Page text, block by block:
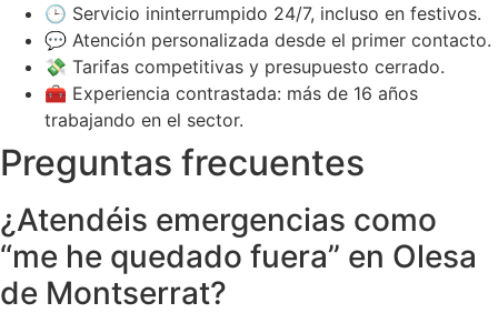
🕒 Servicio ininterrumpido 24/7, incluso en festivos.
💬 Atención personalizada desde el primer contacto.
💸 Tarifas competitivas y presupuesto cerrado.
🧰 Experiencia contrastada: más de 16 años
trabajando en el sector.
Preguntas frecuentes
¿Atendéis emergencias como
“me he quedado fuera” en Olesa
de Montserrat?